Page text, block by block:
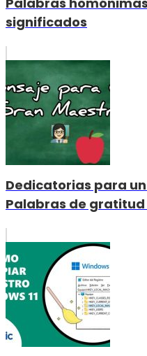
significados
Dedicatorias para
Palabras de gratitud